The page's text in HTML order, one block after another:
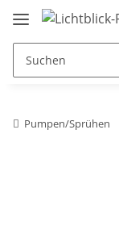
Pumpen/Sprühen